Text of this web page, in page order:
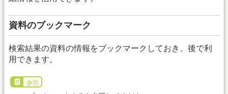
資料のブックマーク
検索結果の資料の情報をブックマークしておき、後で利
用できます。
参照